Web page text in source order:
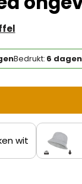
Bedrukt: 6 dagen
wit